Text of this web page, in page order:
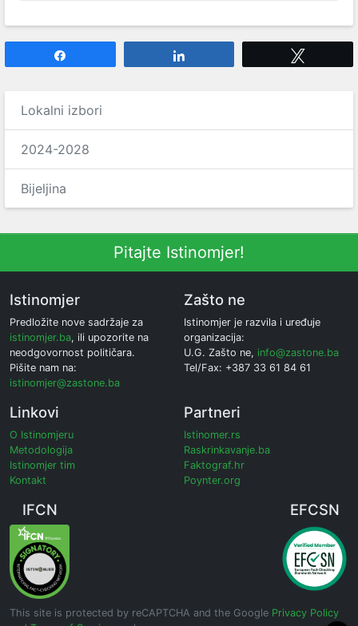
Lokalni izbori
2024-2028
Bijeljina
Pitajte Istinomjer!
Istinomjer
Predložite nove sadržaje za
istinomjer.ba, ili upozorite na
neodgovornost političara.
Pišite nam na:
istinomjer@zastone.ba
Zašto ne
Istinomjer je razvila i uređuje
organizacija:
U.G. Zašto ne, info@zastone.ba
Tel/Fax: +387 33 61 84 61
Linkovi
O Istinomjeru
Metodologija
Istinomjer tim
Kontakt
Partneri
Istinomer.rs
Raskrinkavanje.ba
Faktograf.hr
Poynter.org
IFCN EFCSN
This site is protected by reCAPTCHA and the Google Privacy Policy